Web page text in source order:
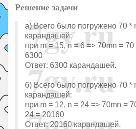
Решение задачи
а) Всего было погружено 70 *
карандашей:
при m = 15, n = 6 => 70mn =
6300
Ответ: 6300 карандашей.
б) Всего было погружено 70 *
карандашей:
при m = 12, n = 24 => 70mn =
24 = 20160
Ответ: 20160 карандашей.